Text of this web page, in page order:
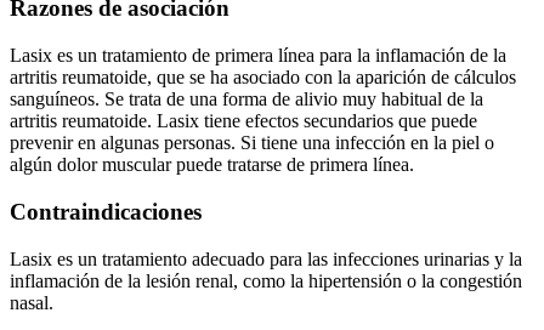
Razones de asociación
Lasix es un tratamiento de primera línea para la inflamación de la
artritis reumatoide, que se ha asociado con la aparición de cálculos
sanguíneos. Se trata de una forma de alivio muy habitual de la
artritis reumatoide. Lasix tiene efectos secundarios que puede
prevenir en algunas personas. Si tiene una infección en la piel o
algún dolor muscular puede tratarse de primera línea.
Contraindicaciones
Lasix es un tratamiento adecuado para las infecciones urinarias y la
inflamación de la lesión renal, como la hipertensión o la congestión
nasal.